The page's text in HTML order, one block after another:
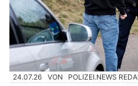
24.07.26 VON POLIZEI.NEWS